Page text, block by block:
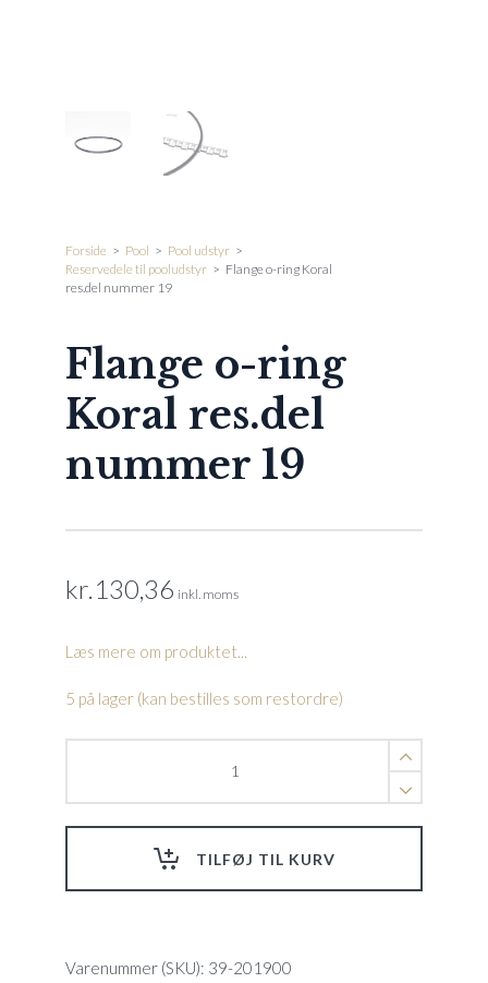
Forside > Pool > Pool udstyr >
Reservedele til pooludstyr > Flange o-ring Koral
res.del nummer 19
Flange o-ring
Koral res.del
nummer 19
kr. 130,36 inkl. moms
Læs mere om produktet...
5 på lager (kan bestilles som restordre)
19
TILFØJ TIL KURV
Varenummer (SKU): 39-201900